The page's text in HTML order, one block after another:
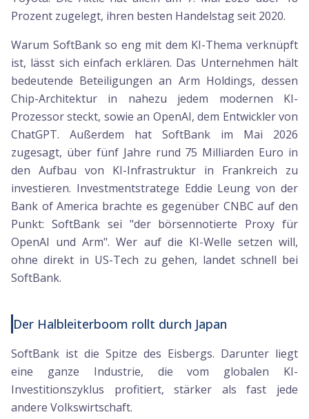
Prozent zugelegt, ihren besten Handelstag seit 2020.
Warum SoftBank so eng mit dem KI-Thema verknüpft
ist, lässt sich einfach erklären. Das Unternehmen hält
bedeutende Beteiligungen an Arm Holdings, dessen
Chip-Architektur in nahezu jedem modernen KI-
Prozessor steckt, sowie an OpenAI, dem Entwickler von
ChatGPT. Außerdem hat SoftBank im Mai 2026
zugesagt, über fünf Jahre rund 75 Milliarden Euro in
den Aufbau von KI-Infrastruktur in Frankreich zu
investieren. Investmentstratege Eddie Leung von der
Bank of America brachte es gegenüber CNBC auf den
Punkt: SoftBank sei "der börsennotierte Proxy für
OpenAI und Arm". Wer auf die KI-Welle setzen will,
ohne direkt in US-Tech zu gehen, landet schnell bei
SoftBank.
Der Halbleiterboom rollt durch Japan
SoftBank ist die Spitze des Eisbergs. Darunter liegt
eine ganze Industrie, die vom globalen KI-
Investitionszyklus profitiert, stärker als fast jede
andere Volkswirtschaft.